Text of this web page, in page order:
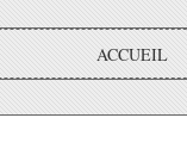
ACCUEIL